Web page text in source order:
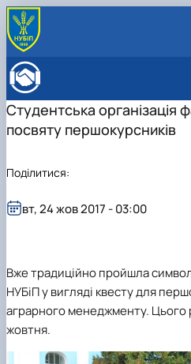
Адміністрація
ОСВІТНЯ ДІЯЛЬНІСТЬ
Бакалаврат
Практичне навчання
ВСТУПНИКУ
Англомовна
РАДА РОБОТОДАВЦІВ
Студентська організація
посвяту першокурсників
Вже традиційно пройшла
НУБіП у вигляді квесту для
аграрного менеджменту. Цього
жовтня.
вт, 24 жов 2017 - 03:00
Поділитися: